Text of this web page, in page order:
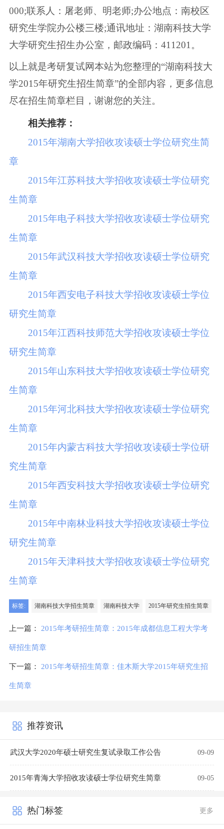
000;联系人：屠老师、明老师;办公地点：南校区
研究生学院办公楼三楼;通讯地址：湖南科技大学
大学研究生招生办公室，邮政编码：411201。
以上就是考研复试网本站为您整理的“湖南科技大
学2015年研究生招生简章”的全部内容，更多信息
尽在招生简章栏目，谢谢您的关注。
相关推荐：
2015年湖南大学招收攻读硕士学位研究生简
章
2015年江苏科技大学招收攻读硕士学位研究
生简章
2015年电子科技大学招收攻读硕士学位研究
生简章
2015年武汉科技大学招收攻读硕士学位研究
生简章
2015年西安电子科技大学招收攻读硕士学位
研究生简章
2015年江西科技师范大学招收攻读硕士学位
研究生简章
2015年山东科技大学招收攻读硕士学位研究
生简章
2015年河北科技大学招收攻读硕士学位研究
生简章
2015年内蒙古科技大学招收攻读硕士学位研
究生简章
2015年西安科技大学招收攻读硕士学位研究
生简章
2015年中南林业科技大学招收攻读硕士学位
研究生简章
2015年天津科技大学招收攻读硕士学位研究
生简章
标签: 湖南科技大学招生简章 湖南科技大学 2015年研究生招生简章
上一篇： 2015年考研招生简章：2015年成都信息工程大学考
研招生简章
下一篇： 2015年考研招生简章：佳木斯大学2015年研究生招
生简章
推荐资讯
武汉大学2020年硕士研究生复试录取工作公告 09-09
2015年青海大学招收攻读硕士学位研究生简章 09-05
热门标签 更多